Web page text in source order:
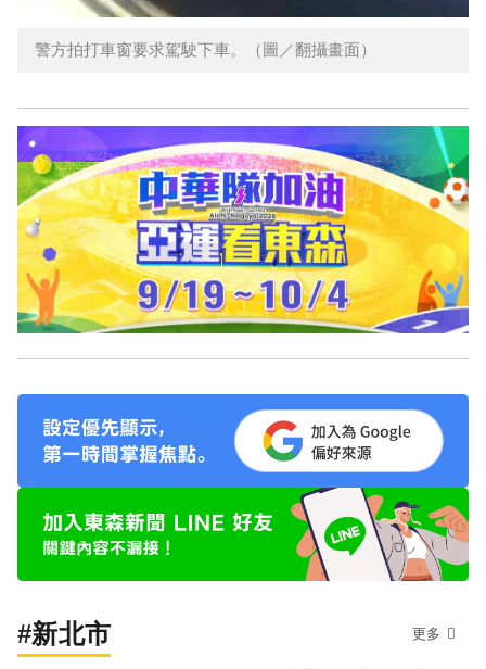
警方拍打車窗要求駕駛下車。（圖／翻攝畫面）
#新北市 更多